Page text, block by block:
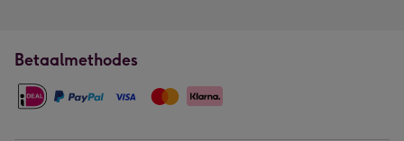
Betaalmethodes